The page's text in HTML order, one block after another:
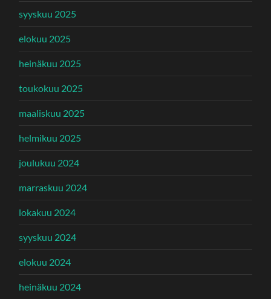
syyskuu 2025
elokuu 2025
heinäkuu 2025
toukokuu 2025
maaliskuu 2025
helmikuu 2025
joulukuu 2024
marraskuu 2024
lokakuu 2024
syyskuu 2024
elokuu 2024
heinäkuu 2024